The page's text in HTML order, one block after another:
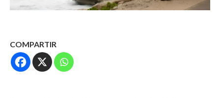
COMPARTIR